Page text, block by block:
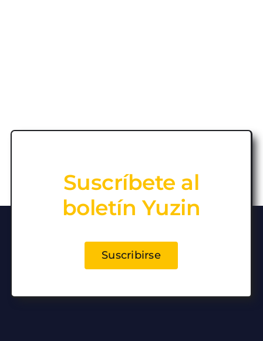
Suscríbete al
boletín Yuzin
Suscribirse